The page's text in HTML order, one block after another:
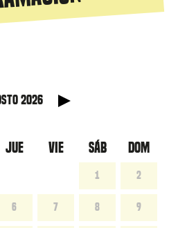
2026
JUE VIE SÁB DOM
1 2
6 7 8 9